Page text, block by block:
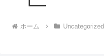
ホーム Uncategorized